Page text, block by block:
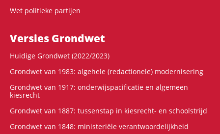
Wet politieke partijen
Versies Grondwet
Huidige Grondwet (2022/2023)
Grondwet van 1983: algehele (redactionele) modernisering
Grondwet van 1917: onderwijspacificatie en algemeen
kiesrecht
Grondwet van 1887: tussenstap in kiesrecht- en schoolstrijd
Grondwet van 1848: ministeriële verantwoordelijkheid